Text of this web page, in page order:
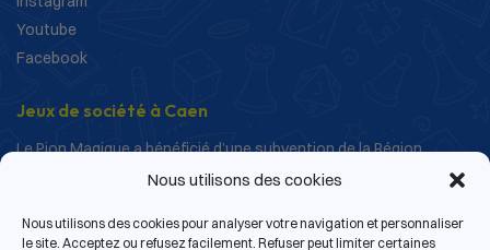
Nous utilisons des cookies
Nous utilisons des cookies pour analyser votre navigation et personnaliser
le site. Acceptez ou refusez facilement. Refuser peut limiter certaines
Youtube
Facebook
Jeux de société à Caen
Le Pion Magique a bénéficié d’une subvention de la Région
Normandie dans le cadre de ses actions de structuration et de